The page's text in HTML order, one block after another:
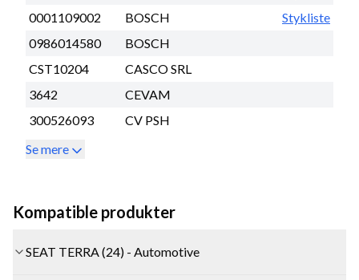
0001109002
BOSCH
Stykliste
0986014580
BOSCH
CST10204
CASCO SRL
3642
CEVAM
300526093
CV PSH
Se mere
Kompatible produkter
SEAT TERRA (24) - Automotive